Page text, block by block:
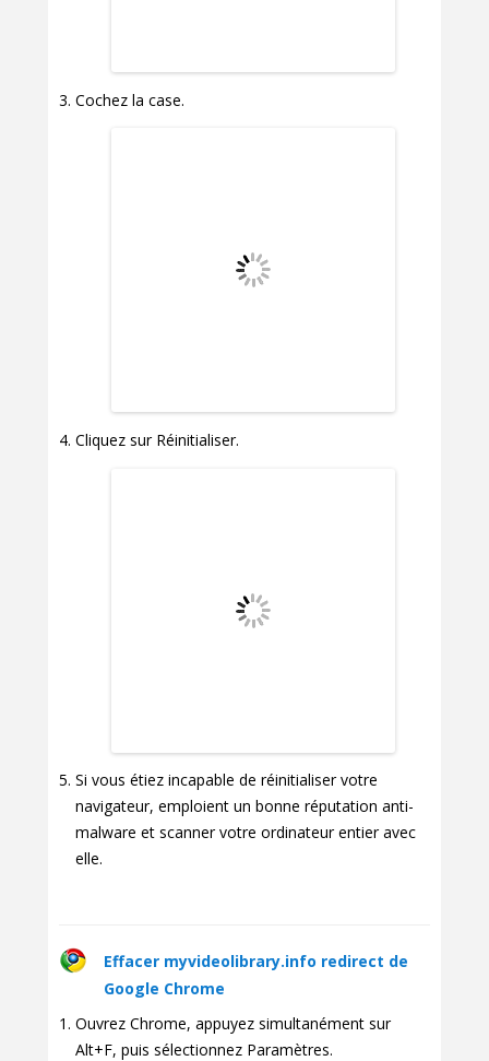
Cochez la case.
Cliquez sur Réinitialiser.
Si vous étiez incapable de réinitialiser votre
navigateur, emploient un bonne réputation anti-
malware et scanner votre ordinateur entier avec
elle.
Effacer myvideolibrary.info redirect de
Google Chrome
Ouvrez Chrome, appuyez simultanément sur
Alt+F, puis sélectionnez Paramètres.